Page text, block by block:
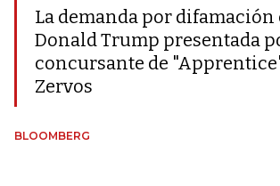
La demanda por
Donald Trump presentada
concursante de
Zervos
BLOOMBERG